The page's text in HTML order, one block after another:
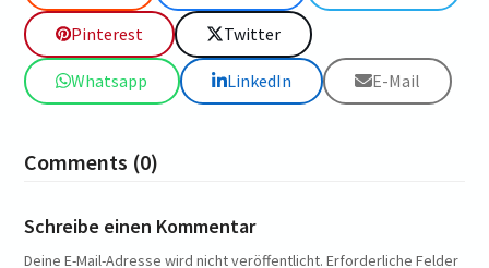
Pinterest Twitter
Whatsapp LinkedIn E-Mail
Comments (0)
Schreibe einen Kommentar
Deine E-Mail-Adresse wird nicht veröffentlicht. Erforderliche Felder